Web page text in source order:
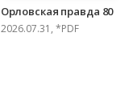
Орловская правда 80
2026.07.31, *PDF